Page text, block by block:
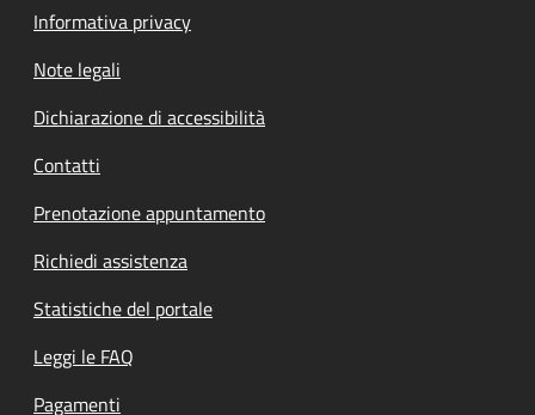
Informativa privacy
Note legali
Dichiarazione di accessibilità
Contatti
Prenotazione appuntamento
Richiedi assistenza
Statistiche del portale
Leggi le FAQ
Pagamenti